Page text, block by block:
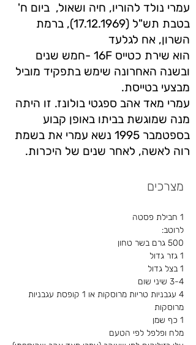
עמרי נולד להוריו, חיה ושאול, ביום ח'
בטבת תש"ל (17.12.1969), ברמת
השרון, אח לגלעד
הוא שירת כטייס 16F -חמש שנים
ובשנה האחרונה שימש בתפקיד מוביל
מבצעי בטייסת.
עמרי מאד אהב ספגטי בולונז. זו היתה
מנה שמוגשת בביתו באופן קבוע
בספטמבר 1995 נשא עמרי את בשמת
רוה לאשה, לאחר שנים של היכרות.
הפריד ביניהם. עמרי נפל בעת מילוי
פיקודו לביצוע בוחן "בר אור" תקופתי.
פתאומי, לאחר שדרבן את אחד החיילים
לסיים את הריצה איתו.
עמרי הובא למנוחות בבית העלמין
הצבאי בקרית שאול. בן עשרים ושש היה
בנופלו. הותיר אחריו רעיה, הורים ואח
מצרכים
1 חבילת פסטה
לרוטב:
500 גרם בשר טחון
1 גזר גדול
1 בצל גדול
3-4 שיני שום
4 עגבניות טריות מרוסקות או 1 קופסת עגבניות
מרוסקות
1 כף שמן
מלח ופלפל לפי הטעם